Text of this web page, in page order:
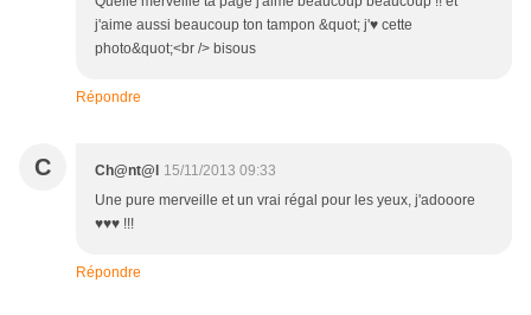
j'aime aussi beaucoup ton tampon &quot; j'♥ cette
photo&quot;<br /> bisous
Répondre
C Ch@nt@l
15/11/2013 09:33
Une pure merveille et un vrai régal pour les yeux, j'adooore
♥♥♥ !!!
Répondre